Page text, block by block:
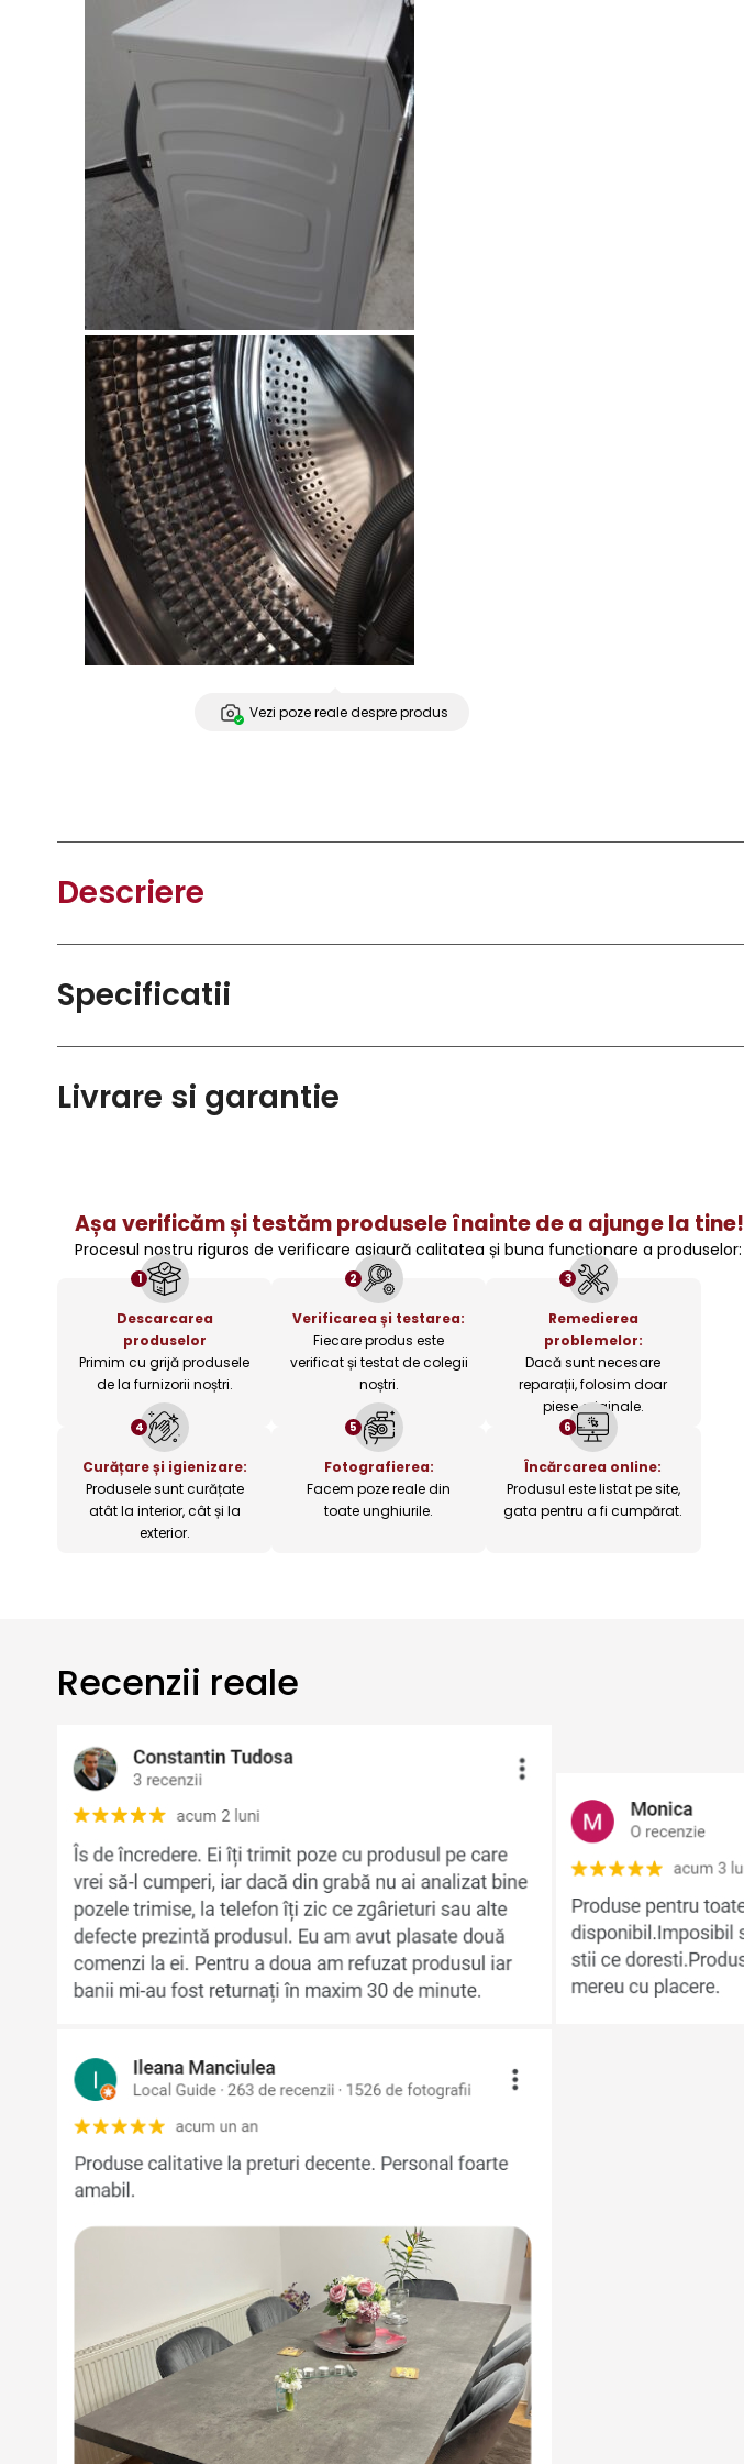
Vezi poze reale despre produs
Descriere
Specificatii
Livrare si garantie
Așa verificăm și testăm produsele înainte de a ajunge la tine!
Procesul nostru riguros de verificare asigură calitatea și buna funcționare a produselor:
1
Descarcarea
produselor
Primim cu grijă produsele
de la furnizorii noștri.
2
Verificarea și testarea:
Fiecare produs este
verificat și testat de colegii
noștri.
3
Remedierea
problemelor:
Dacă sunt necesare
reparații, folosim doar
piese originale.
4
Curățare și igienizare:
Produsele sunt curățate
atât la interior, cât și la
exterior.
5
Fotografierea:
Facem poze reale din
toate unghiurile.
6
Încărcarea online:
Produsul este listat pe site,
gata pentru a fi cumpărat.
Recenzii reale